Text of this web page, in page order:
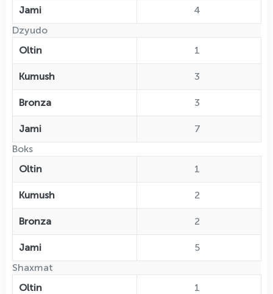
Jami
4
Dzyudo
Oltin
1
Kumush 3
Bronza 3
Jami
7
Boks
Oltin
1
Kumush 2
Bronza 2
Jami
5
Shaxmat
Oltin
1